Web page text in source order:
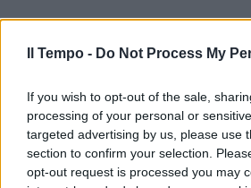
Il Tempo - Do Not Process My
If you wish to opt-out of the sale,
processing of your personal or
targeted advertising by us, please use
section to confirm your selection.
opt-out request is processed you may